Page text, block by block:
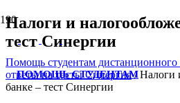
ПОМОЩЬ СТУДЕНТАМ
Налоги и
тест Синергии
Помощь студентам дистанционного
ответы на тесты Синергия/Налоги
банке – тест Синергии